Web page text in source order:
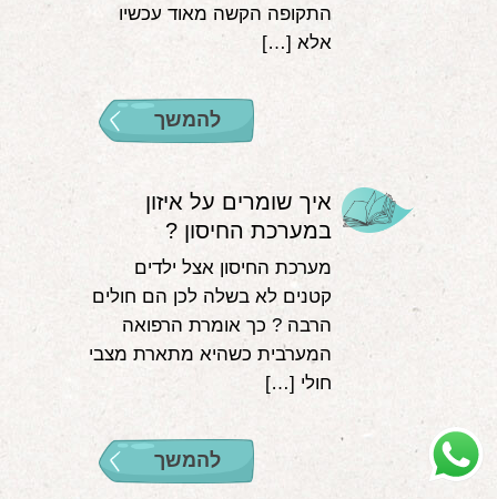
התקופה הקשה מאוד עכשיו
אלא […]
להמשך
איך שומרים על איזון
במערכת החיסון ?
מערכת החיסון אצל ילדים
קטנים לא בשלה לכן הם חולים
הרבה ? כך אומרת הרפואה
המערבית כשהיא מתארת מצבי
חולי […]
להמשך